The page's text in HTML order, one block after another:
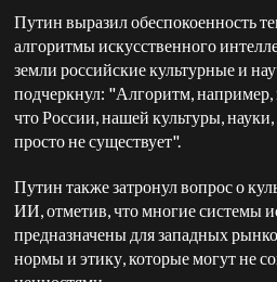
Путин выразил обеспокоенность
алгоритмы искусственного
земли российские культурные и
подчеркнул: "Алгоритм,
что России, нашей культуры,
просто не существует".
Путин также затронул вопрос о
ИИ, отметив, что многие системы
предназначены для западных
нормы и этику, которые могут не